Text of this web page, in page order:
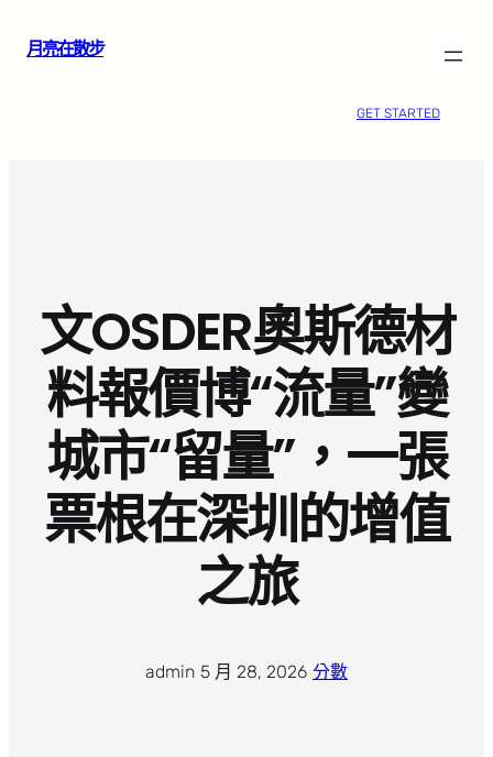
月亮在散步
GET STARTED
文OSDER奧斯德材
料報價博“流量”變
城市“留量”，一張
票根在深圳的增值
之旅
admin 5 月 28, 2026 分數